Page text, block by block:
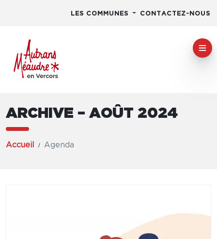
LES COMMUNES CONTACTEZ-NOUS
ARCHIVE – AOÛT 2024
Accueil Agenda